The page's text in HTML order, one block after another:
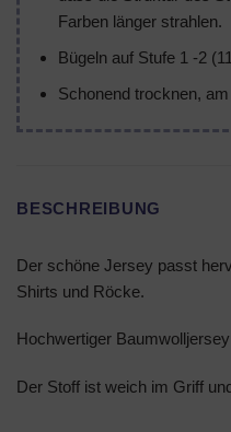
Farben länger strahlen.
Bügeln auf Stufe 1 -2
Schonend trocknen,
BESCHREIBUNG
Der schöne Jersey passt
Shirts und Röcke.
Hochwertiger Baumwolljersey
Der Stoff ist weich im Griff